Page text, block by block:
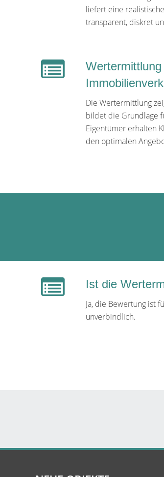
liefert eine
transparent, diskret
Die Wertermittlung
bildet die Grundlage
Eigentümer erhalten
den optimalen
Ist die
Ja, die Bewertung ist
unverbindlich.